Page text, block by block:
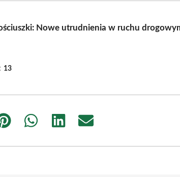
Nowe utrudnienia w ruchu
13
Share
Share
Share
Share